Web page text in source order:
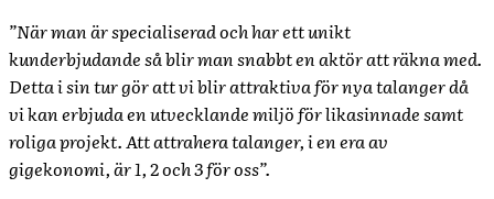
”När man är specialiserad och har ett unikt
kunderbjudande så blir man snabbt en aktör att räkna med.
Detta i sin tur gör att vi blir attraktiva för nya talanger då
vi kan erbjuda en utvecklande miljö för likasinnade samt
roliga projekt. Att attrahera talanger, i en era av
gigekonomi, är 1, 2 och 3 för oss”.